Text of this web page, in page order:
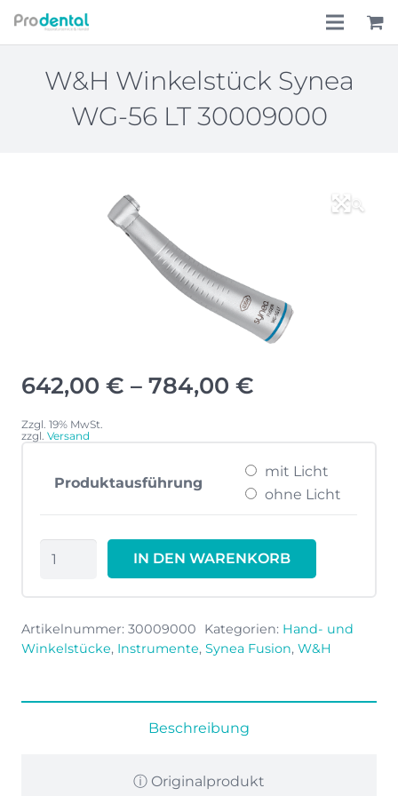
Home
Über uns
Lohnkostenpauschale
W&H Winkelstück Synea
WG-56 LT 30009000
🔍
642,00 € – 784,00 €
Zzgl. 19% MwSt.
zzgl. Versand
Produktausführung
mit Licht
ohne Licht
W&H
Winkelstück
56
IN DEN WARENKORB
Artikelnummer: 30009000 Kategorien: Hand- und
Winkelstücke, Instrumente, Synea Fusion, W&H
Beschreibung
ⓘ Originalprodukt